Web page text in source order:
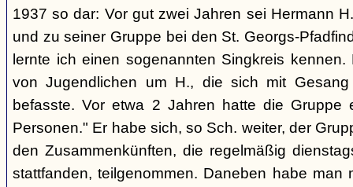
1937 so dar: Vor gut zwei Jahren sei Hermann
und zu seiner Gruppe bei den St. Georgs-
lernte ich einen sogenannten Singkreis
von Jugendlichen um H., die sich mit
befasste. Vor etwa 2 Jahren hatte die Gruppe
Personen." Er habe sich, so Sch. weiter, der
den Zusammenkünften, die regelmäßig
stattfanden, teilgenommen. Daneben habe man